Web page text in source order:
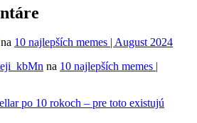
na 10 najlepších memes | August 2024
na 10 najlepších memes |
po 10 rokoch – pre toto existujú